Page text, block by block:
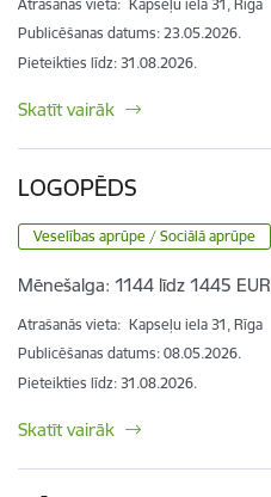
Atrašanās vieta: Kapseļu iela 31, Rīga
Publicēšanas datums: 23.05.2026.
Pieteikties līdz: 31.08.2026.
Skatīt vairāk
LOGOPĒDS
Veselības aprūpe / Sociālā aprūpe
Mēnešalga: 1144 līdz 1445 EUR
Atrašanās vieta: Kapseļu iela 31, Rīga
Publicēšanas datums: 08.05.2026.
Pieteikties līdz: 31.08.2026.
Skatīt vairāk